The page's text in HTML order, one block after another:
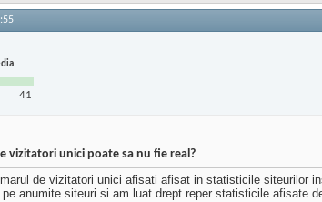
41
vizitatori unici poate sa nu fie real?
de vizitatori unici afisati afisat in statisticile siteurilor
anumite siteuri si am luat drept reper statisticile afisate